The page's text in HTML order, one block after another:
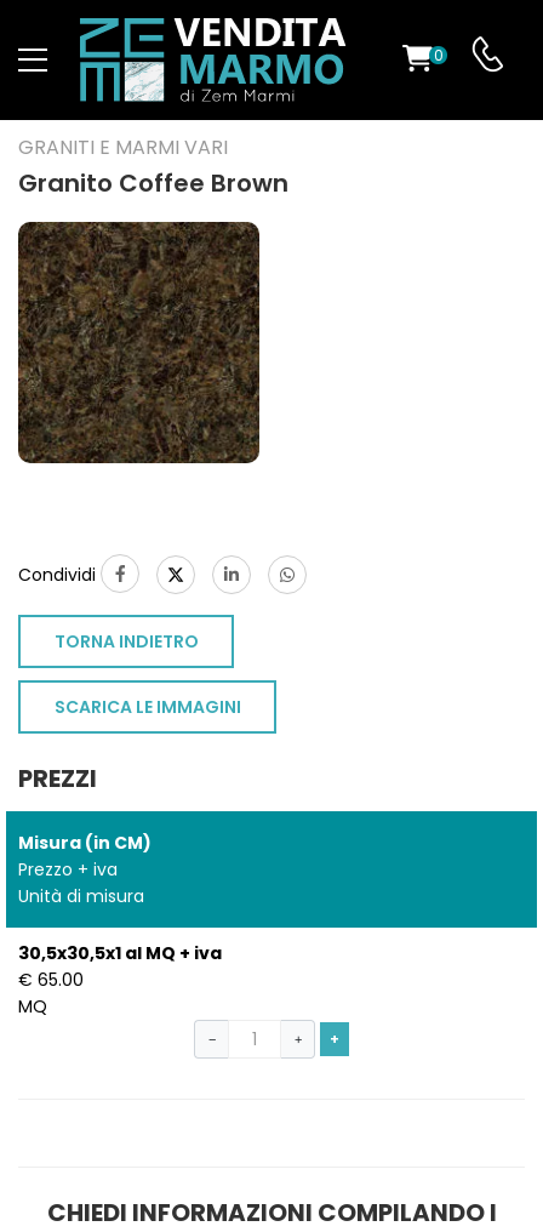
0
GRANITI E MARMI VARI
Granito Coffee Brown
Condividi
TORNA INDIETRO
SCARICA LE IMMAGINI
PREZZI
Misura (in CM)
Prezzo + iva
Unità di misura
30,5x30,5x1 al MQ + iva
€ 65.00
MQ
− + +
CHIEDI INFORMAZIONI COMPILANDO I